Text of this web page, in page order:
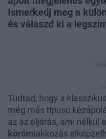
Ismerkedj meg a
és válaszd ki a
Tudtad, hogy a
még más típusú
az az eljárás, ami nélkül
körömlakkozás